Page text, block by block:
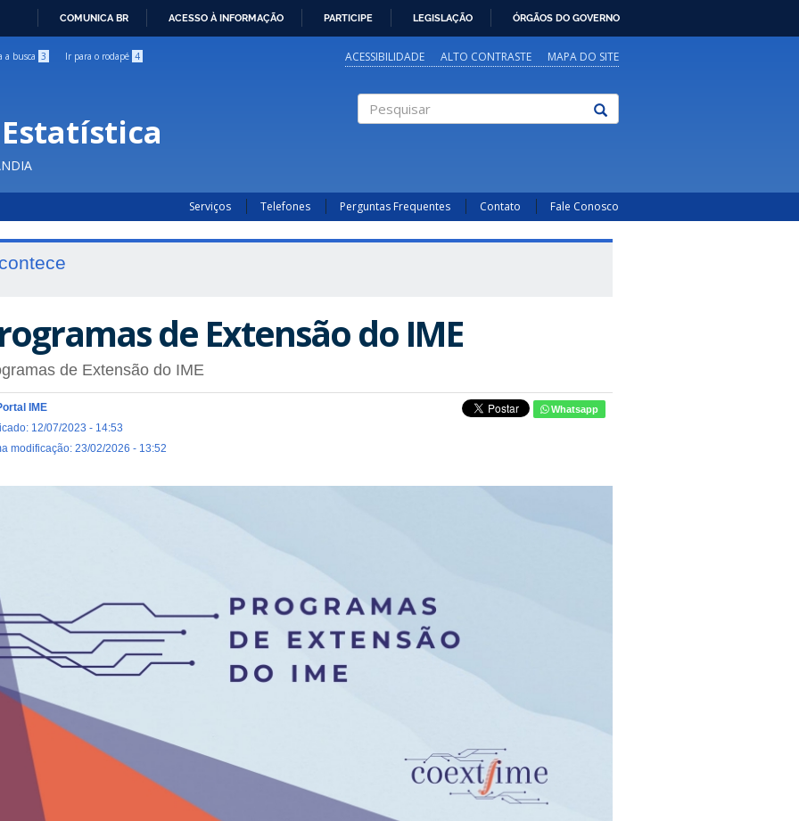
COMUNICA BR ACESSO À INFORMAÇÃO PARTICIPE LEGISLAÇÃO ÓRGÃOS DO GOVERNO
a busca 3 Ir para o rodapé 4 ACESSIBILIDADE ALTO CONTRASTE MAPA DO SITE
Serviços Telefones Perguntas Frequentes Contato Fale Conosco
de Extensão do IME
de Extensão do IME
IME
12/07/2023 - 14:53
modificação: 23/02/2026 - 13:52
Whatsapp